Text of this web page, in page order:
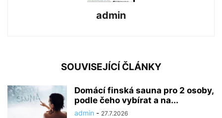
admin
SOUVISEJÍCÍ ČLÁNKY
Domácí finská sauna pro 2 osoby,
podle čeho vybírat a na...
admin - 27.7.2026